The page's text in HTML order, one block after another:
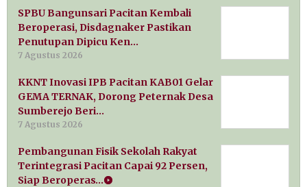
SPBU Bangunsari Pacitan Kembali
Beroperasi, Disdagnaker Pastikan
Penutupan Dipicu Ken…
7 Agustus 2026
KKNT Inovasi IPB Pacitan KAB01 Gelar
GEMA TERNAK, Dorong Peternak Desa
Sumberejo Beri…
7 Agustus 2026
Pembangunan Fisik Sekolah Rakyat
Terintegrasi Pacitan Capai 92 Persen,
Siap Beroperas…